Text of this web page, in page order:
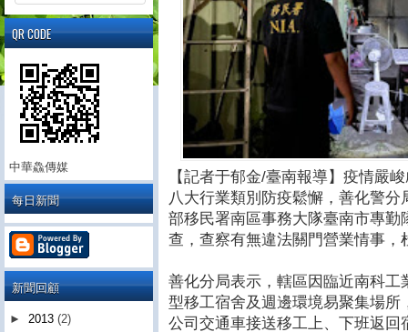
【記者于郁金/臺南報導】疫情嚴
八大行業類別防疫鬆懈，善化警
部移民署南區事務大隊臺南市專
查，查察有無違法關門營業情事，
善化分局表示，轄區因臨近南科
型移工宿舍及週邊環境易聚集場
公司交通車接送移工上、下班返
QR CODE
中華鱻傳媒
每日新聞
新聞回顧
► 2013 (2)